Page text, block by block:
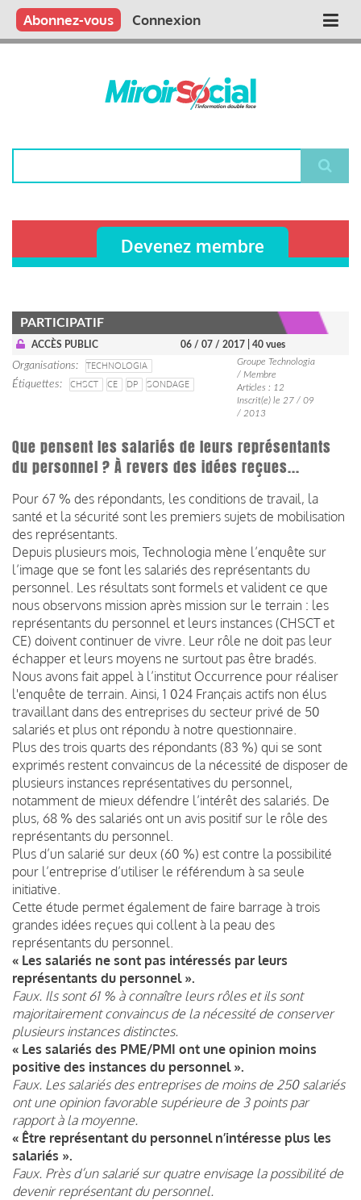
Aller
contenu
Main
Qui sommes nous ?
Vous publiez
Nous publions
Contactez-nous
Abonnez-vous Connexion
Devenez membre
PARTICIPATIF
ACCÈS PUBLIC 06 / 07 / 2017 | 40 vues
Organisations
TECHNOLOGIA
Étiquettes
CHSCT CE DP SONDAGE
Groupe Technologia
/ Membre
Articles : 12
Inscrit(e) le 27 / 09
/ 2013
Que pensent les salariés de leurs représentants
du personnel ? À revers des idées reçues...
Pour 67 % des répondants, les conditions de travail, la
santé et la sécurité sont les premiers sujets de mobilisation
des représentants.
Depuis plusieurs mois, Technologia mène l’enquête sur
l’image que se font les salariés des représentants du
personnel. Les résultats sont formels et valident ce que
nous observons mission après mission sur le terrain : les
représentants du personnel et leurs instances (CHSCT et
CE) doivent continuer de vivre. Leur rôle ne doit pas leur
échapper et leurs moyens ne surtout pas être bradés.
Nous avons fait appel à l’institut Occurrence pour réaliser
l'enquête de terrain. Ainsi, 1 024 Français actifs non élus
travaillant dans des entreprises du secteur privé de 50
salariés et plus ont répondu à notre questionnaire.
Plus des trois quarts des répondants (83 %) qui se sont
exprimés restent convaincus de la nécessité de disposer de
plusieurs instances représentatives du personnel,
notamment de mieux défendre l’intérêt des salariés. De
plus, 68 % des salariés ont un avis positif sur le rôle des
représentants du personnel.
Plus d’un salarié sur deux (60 %) est contre la possibilité
pour l’entreprise d’utiliser le référendum à sa seule
initiative.
Cette étude permet également de faire barrage à trois
grandes idées reçues qui collent à la peau des
représentants du personnel.
« Les salariés ne sont pas intéressés par leurs
représentants du personnel ».
Faux. Ils sont 61 % à connaître leurs rôles et ils sont
majoritairement convaincus de la nécessité de conserver
plusieurs instances distinctes.
« Les salariés des PME/PMI ont une opinion moins
positive des instances du personnel ».
Faux. Les salariés des entreprises de moins de 250 salariés
ont une opinion favorable supérieure de 3 points par
rapport à la moyenne.
« Être représentant du personnel n’intéresse plus les
salariés ».
Faux. Près d’un salarié sur quatre envisage la possibilité de
devenir représentant du personnel.